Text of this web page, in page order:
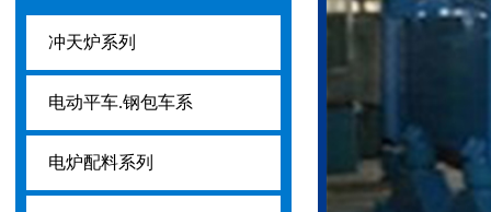
冲天炉系列
电动平车.钢包车系
电炉配料系列